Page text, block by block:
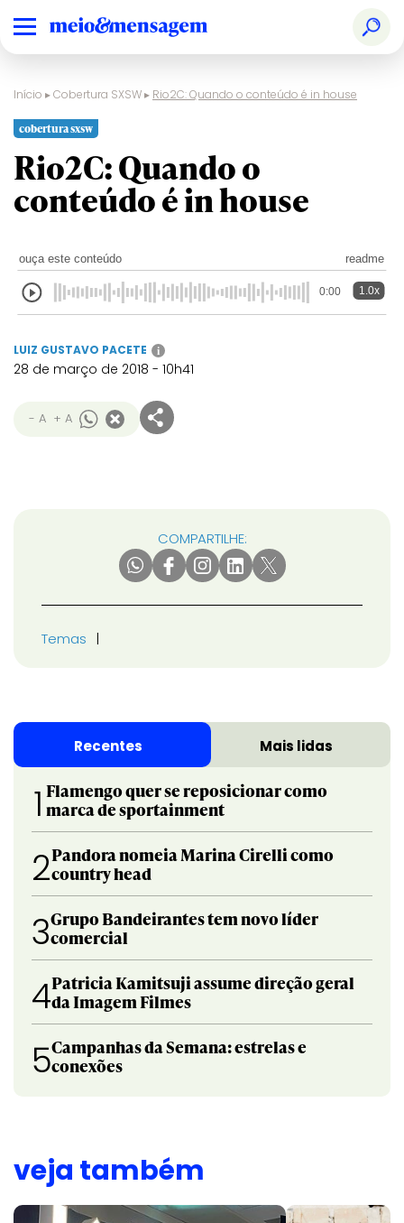
Início ▸Cobertura SXSW▸ Rio2C: Quando o conteúdo é in house
cobertura sxsw
Rio2C: Quando o
conteúdo é in house
ouça este conteúdo readme
0:00 1.0x
LUIZ GUSTAVO PACETE i
28 de março de 2018 - 10h41
- A + A
COMPARTILHE:
Temas
Recentes Mais lidas
1 Flamengo quer se reposicionar como
marca de sportainment
2Pandora nomeia Marina Cirelli como
country head
3Grupo Bandeirantes tem novo líder
comercial
4Patricia Kamitsuji assume direção geral
da Imagem Filmes
5Campanhas da Semana: estrelas e
conexões
veja também